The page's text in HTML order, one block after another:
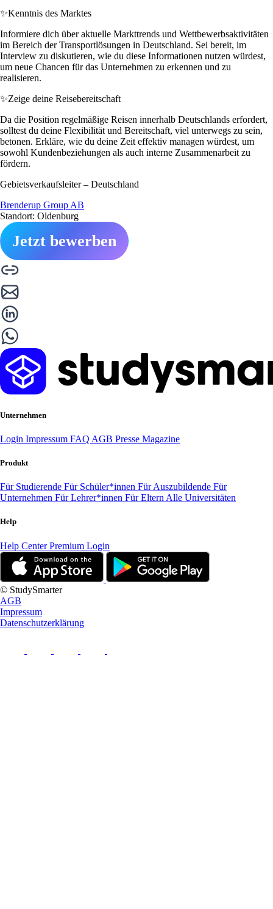
✨Kenntnis des Marktes
Informiere dich über aktuelle Markttrends und Wettbewerbsaktivitäten
im Bereich der Transportlösungen in Deutschland. Sei bereit, im
Interview zu diskutieren, wie du diese Informationen nutzen würdest,
um neue Chancen für das Unternehmen zu erkennen und zu
realisieren.
✨Zeige deine Reisebereitschaft
Da die Position regelmäßige Reisen innerhalb Deutschlands erfordert,
solltest du deine Flexibilität und Bereitschaft, viel unterwegs zu sein,
betonen. Erkläre, wie du deine Zeit effektiv managen würdest, um
sowohl Kundenbeziehungen als auch interne Zusammenarbeit zu
fördern.
Gebietsverkaufsleiter – Deutschland
Brenderup Group AB
Standort: Oldenburg
Jetzt bewerben
Unternehmen
Login Impressum FAQ AGB Presse Magazine
Produkt
Für Studierende Für Schüler*innen Für Auszubildende Für
Unternehmen Für Lehrer*innen Für Eltern Alle Universitäten
Help
Help CenterPremium Login
© StudySmarter
AGB
Impressum
Datenschutzerklärung